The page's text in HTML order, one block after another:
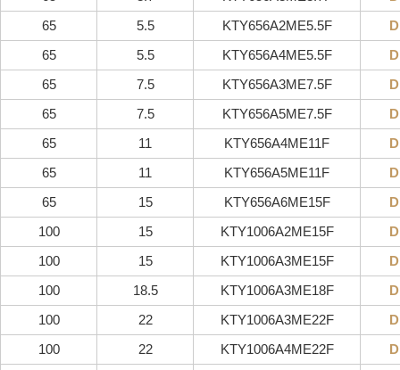
65
5.5 KTY656A2ME5.5F
65
5.5 KTY656A4ME5.5F
65
7.5 KTY656A3ME7.5F
65
7.5 KTY656A5ME7.5F
65
11 KTY656A4ME11F
65
11 KTY656A5ME11F
65
15 KTY656A6ME15F
100
15 KTY1006A2ME15F
100
15 KTY1006A3ME15F
100
18.5 KTY1006A3ME18F
100
22 KTY1006A3ME22F
100
22 KTY1006A4ME22F